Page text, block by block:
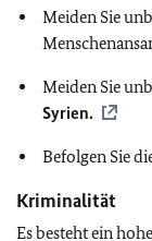
Meiden Sie
Meiden Sie
Syrien.
Befolgen Sie
Kriminalität
Es besteht ein